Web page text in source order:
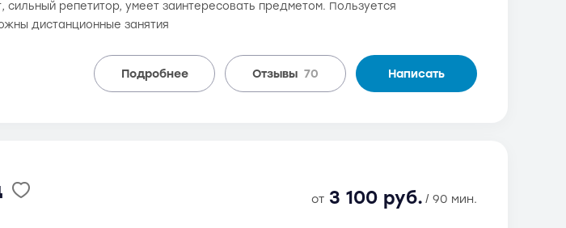
сильный репетитор, умеет заинтересовать предметом. Пользуется
дистанционные занятия
Подробнее Отзывы 70 Написать
от 3 100 руб. / 90 мин.